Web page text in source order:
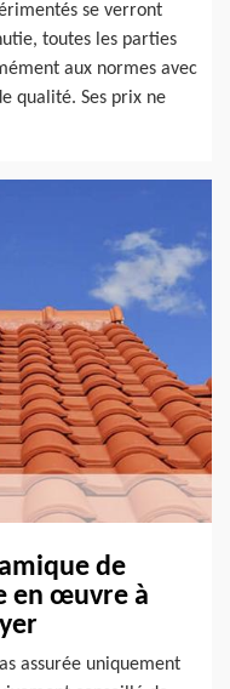
se verront
toutes les parties
aux normes avec
qualité. Ses prix ne
de
en œuvre à
assurée uniquement